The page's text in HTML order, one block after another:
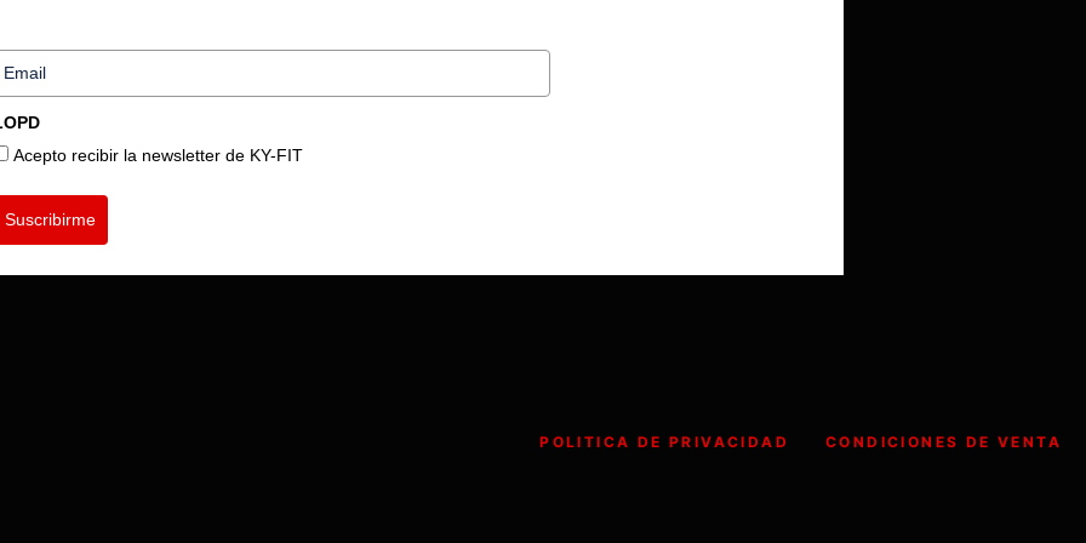
Acepto recibir la newsletter de KY-FIT
Suscribirme
POLITICA DE PRIVACIDAD CONDICIONES DE VENTA